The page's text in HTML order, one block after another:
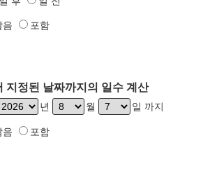
음 포함
지정된 날짜까지의 일수 계산
년 월 일 까지
음 포함